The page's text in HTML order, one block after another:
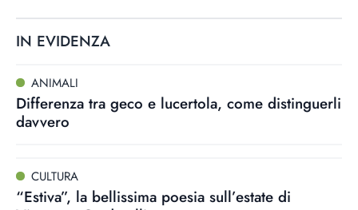
IN EVIDENZA
ANIMALI
Differenza tra geco e lucertola, come distinguerli
davvero
CULTURA
“Estiva”, la bellissima poesia sull’estate di